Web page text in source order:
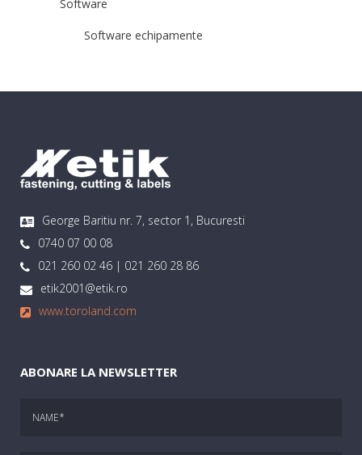
Software
Software echipamente
George Baritiu nr. 7, sector 1, Bucuresti
0740 07 00 08
021 260 02 46 | 021 260 28 86
etik2001@etik.ro
www.toroland.com
ABONARE LA NEWSLETTER